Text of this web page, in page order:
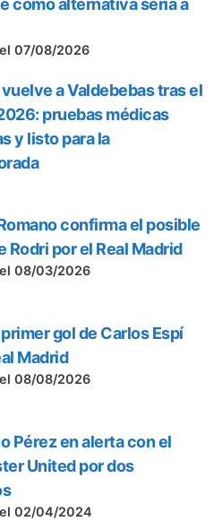
como alternativa seria a
07/08/2026
a Valdebebas tras el
pruebas médicas
y listo para la
confirma el posible
Rodri por el Real Madrid
08/03/2026
gol de Carlos Espí
Madrid
08/08/2026
Pérez en alerta con el
United por dos
02/04/2024